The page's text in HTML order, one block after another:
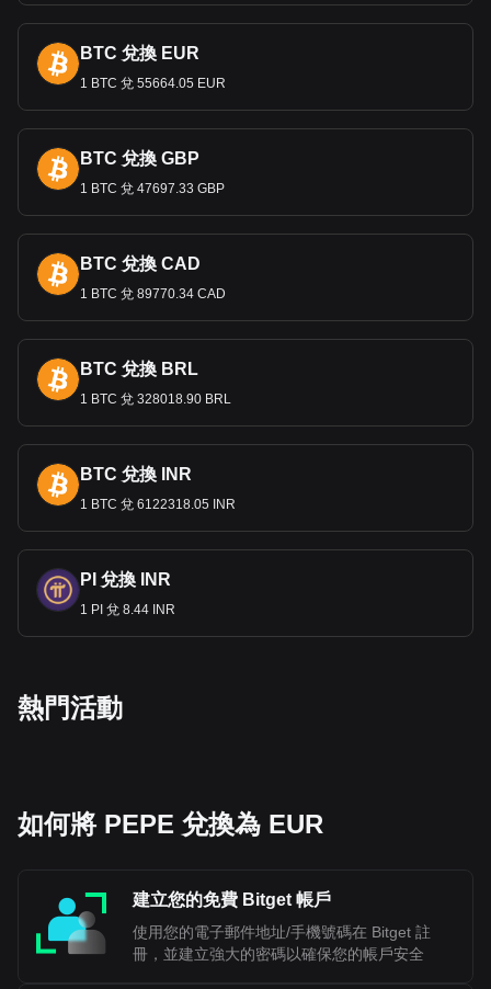
不，美元（USD）是全球使用最廣泛的貨幣，而非歐元。以在
國際交易中的使用、作為全球中央銀行和金融機構持有的主要
儲備貨幣的作用，以及在全球金融市場的主導地位而言，美元
是首選貨幣。
持有的第二大儲備貨幣，也是外匯市場上交易量僅次於美元的
第二大貨幣。
EUR和USD之間有什麼關聯呢？
歐元（EUR）和美元（USD
基礎，主要取決於它們之間的匯率動態，而這個匯率也是世界
上監控和交易行為最為活躍的。該匯率會受到多種因素的影
響，包括分別由歐洲央行和聯準會規定的歐元區和美國經濟健
康狀況與貨幣政策。關鍵經濟指標、利率差異和政治事件，都
會大幅影響其關係。這兩種貨幣在國際貿易和投資中都發揮著
至關重要的作用，兩個地區的貿易平衡和經濟波動都會影響其
需求和價值。雖然美元通常被認為具有「避險」屬性，但歐元
在某些情況下也有相當的作用，它們的相對優勢會隨著全球經
配的變化可能會影響它們各自的價值。此外，美國和歐元區經
濟體的相互依賴，意味著其中一方的發展可能會對另一方產生
Bitget 加密貨幣與法幣兌換數據顯示，最受歡迎的
Pepe 匯率是 PEPE 兌換 EUR，Pepe 的貨幣代碼是
PEPE。立即使用我們的加密貨幣計算器，查看您的加
密貨幣可以兌換成多少 EUR。
BTC 兌換 EUR
1 BTC 兌 55664.05 EUR
BTC 兌換 GBP
1 BTC 兌 47697.33 GBP
BTC 兌換 CAD
1 BTC 兌 89770.34 CAD
BTC 兌換 BRL
1 BTC 兌 328018.90 BRL
BTC 兌換 INR
1 BTC 兌 6122318.05 INR
PI 兌換 INR
1 PI 兌 8.44 INR
熱門活動
如何將 PEPE 兌換為 EUR
建立您的免費 Bitget 帳戶
使用您的電子郵件地址/手機號碼在 Bitget 註
冊，並建立強大的密碼以確保您的帳戶安全